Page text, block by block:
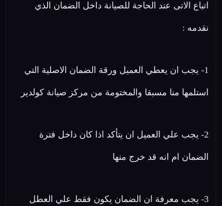
اتباع الاتى عند الحاجة للصيانة داخل الضمان الذي
نقدمه :
1- يجب ان يعطي العميل ورقة الضمان الاصلية التي
استلمها منا مسبقا والمختومة من مركز صيانة كولدير
2- يجب علي العميل ان يتأكد اذا كان داخل فترة
الضمان ام انه قد خرج منها
3- يجب معرفة ان الضمان يكون فقط علي العطل